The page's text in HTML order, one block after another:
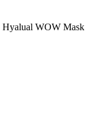
WOW Mask